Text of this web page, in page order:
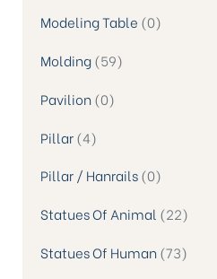
Modeling Table 0
Molding 59
Pavilion 0
Pillar 4
Pillar / Hanrails 0
Statues Of Animal 22
Statues Of Human 73